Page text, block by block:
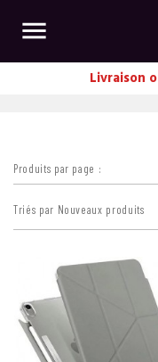

Livraison
Produits par page :
Triés par Nouveaux produits